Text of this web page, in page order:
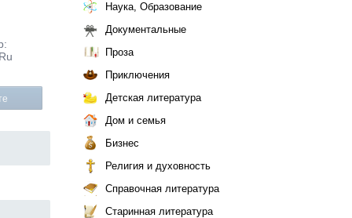
Наука, Образование
Документальные
Проза
Приключения
Детская литература
Дом и семья
Бизнес
Религия и духовность
Справочная литература
Старинная литература